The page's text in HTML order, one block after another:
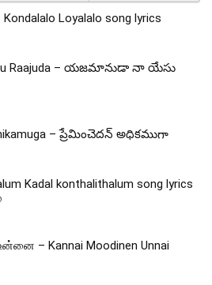
Loyalalo song lyrics
Raajuda – యజమానుడా నా యేసు
– ప్రేమించెదన్ అధికముగా
Kadal konthalithalum song lyrics
– Kannai Moodinen Unnai